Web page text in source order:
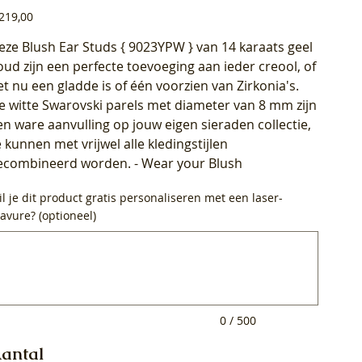
Blush Ear Studs { 9023YPW } van 14 karaats geel
zijn een perfecte toevoeging aan ieder creool, of
nu een gladde is of één voorzien van Zirkonia's.
witte Swarovski parels met diameter van 8 mm zijn
ware aanvulling op jouw eigen sieraden collectie,
kunnen met vrijwel alle kledingstijlen
worden. - Wear your Blush
je dit product gratis personaliseren met een laser-
(optioneel)
0 / 500